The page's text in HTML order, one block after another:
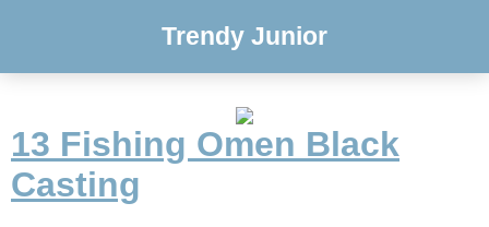
Trendy Junior
13 Fishing Omen Black
Casting